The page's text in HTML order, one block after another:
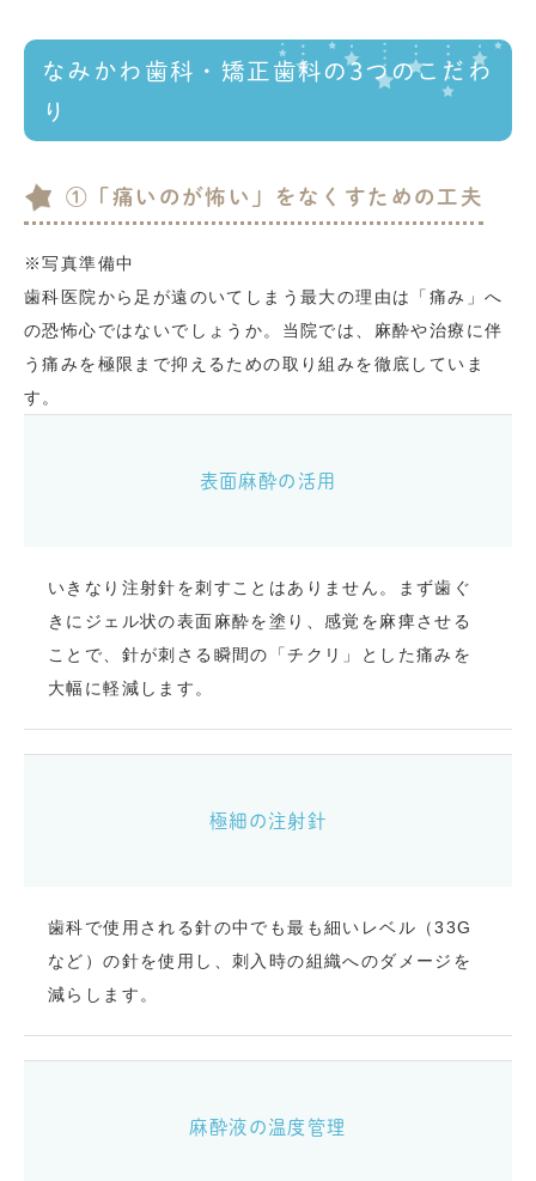
なみかわ歯科・矯正歯科の3つのこだわ
り
①「痛いのが怖い」をなくすための工夫
※写真準備中
歯科医院から足が遠のいてしまう最大の理由は「痛み」へ
の恐怖心ではないでしょうか。当院では、麻酔や治療に伴
う痛みを極限まで抑えるための取り組みを徹底していま
す。
表面麻酔の活用
いきなり注射針を刺すことはありません。まず歯ぐ
きにジェル状の表面麻酔を塗り、感覚を麻痺させる
ことで、針が刺さる瞬間の「チクリ」とした痛みを
大幅に軽減します。
極細の注射針
歯科で使用される針の中でも最も細いレベル（33G
など）の針を使用し、刺入時の組織へのダメージを
減らします。
麻酔液の温度管理